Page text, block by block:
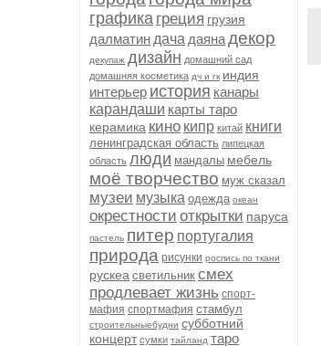
графика греция грузия
далматин дача даянадекор
декупаж дизайн домашний сад
домашняя косметика дч и гк индия
интерьер история канары
карандаши карты таро
керамика кино кипр китай книги
ленинградская область липецкая
область люди мандалы мебель
моё творчество муж сказал
музеи музыка одежда океан
окрестности открытки паруса
пастель питер португалия
природа рисунки роспись по ткани
рускеа светильник смех
продлевает жизнь спорт-
мафия спортмафия стамбул
строительныебудни субботний
концерт сумки тайланд таро